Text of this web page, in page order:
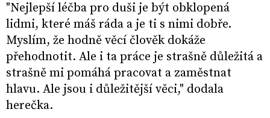
"Nejlepší léčba pro duši je být obklopená
lidmi, které máš ráda a je ti s nimi dobře.
Myslím, že hodně věcí člověk dokáže
přehodnotit. Ale i ta práce je strašně důležitá a
strašně mi pomáhá pracovat a zaměstnat
hlavu. Ale jsou i důležitější věci," dodala
herečka.